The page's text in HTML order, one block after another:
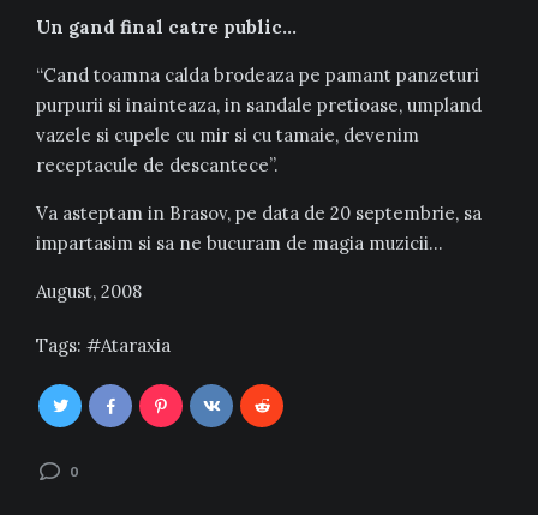
Un gand final catre public…
“Cand toamna calda brodeaza pe pamant panzeturi
purpurii si inainteaza, in sandale pretioase, umpland
vazele si cupele cu mir si cu tamaie, devenim
receptacule de descantece”.
Va asteptam in Brasov, pe data de 20 septembrie, sa
impartasim si sa ne bucuram de magia muzicii…
August, 2008
Tags: Ataraxia
0